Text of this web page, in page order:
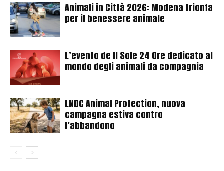
Animali in Città 2026: Modena trionfa
per il benessere animale
L’evento de Il Sole 24 Ore dedicato al
mondo degli animali da compagnia
LNDC Animal Protection, nuova
campagna estiva contro
l’abbandono